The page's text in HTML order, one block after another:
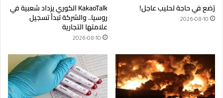
رُضع في حاجة لحليب عاجل!
2026-08-10
KakaoTalk الكوري يزداد شعبية في
روسيا.. والشركة تبدأ تسجيل
علامتها التجارية
2026-08-10